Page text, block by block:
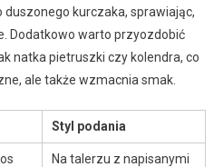
kurczaka, sprawiając,
Dodatkowo warto przyozdobić
natka pietruszki czy kolendra, co
ale także wzmacnia smak.
Styl podania
Na talerzu z napisanymi